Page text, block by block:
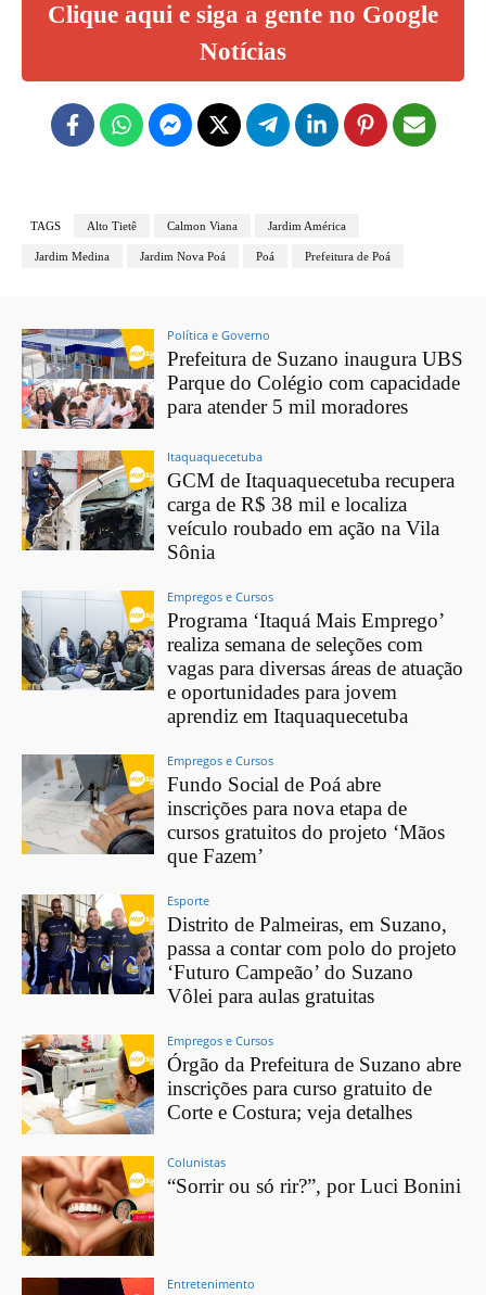
Clique aqui e siga a gente no Google
Notícias
TAGS Alto Tietê Calmon Viana Jardim América
Jardim Medina Jardim Nova Poá Poá Prefeitura de Poá
Política e Governo
Prefeitura de Suzano inaugura UBS
Parque do Colégio com capacidade
para atender 5 mil moradores
Itaquaquecetuba
GCM de Itaquaquecetuba recupera
carga de R$ 38 mil e localiza
veículo roubado em ação na Vila
Sônia
Empregos e Cursos
Programa ‘Itaquá Mais Emprego’
realiza semana de seleções com
vagas para diversas áreas de atuação
e oportunidades para jovem
aprendiz em Itaquaquecetuba
Empregos e Cursos
Fundo Social de Poá abre
inscrições para nova etapa de
cursos gratuitos do projeto ‘Mãos
que Fazem’
Esporte
Distrito de Palmeiras, em Suzano,
passa a contar com polo do projeto
‘Futuro Campeão’ do Suzano
Vôlei para aulas gratuitas
Empregos e Cursos
Órgão da Prefeitura de Suzano abre
inscrições para curso gratuito de
Corte e Costura; veja detalhes
Colunistas
“Sorrir ou só rir?”, por Luci Bonini
Entretenimento